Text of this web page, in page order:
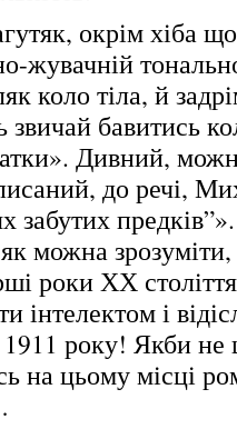
окрім хіба
жувачній
коло тіла, й
бавитись
Дивний,
до речі,
можна зрозуміти,
роки ХХ
інтелектом і
року! Якби не
на цьому місці